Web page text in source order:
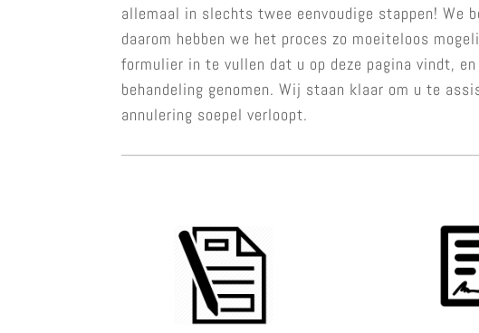
allemaal in slechts twee eenvoudige stappen! We
daarom hebben we het proces zo moeiteloos
formulier in te vullen dat u op deze pagina vindt,
behandeling genomen. Wij staan klaar om u te
annulering soepel verloopt.